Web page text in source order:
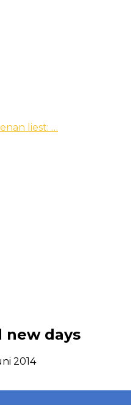
liest: …
new days
2014